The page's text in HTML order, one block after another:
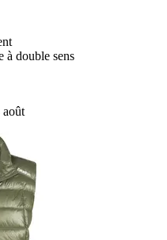
à double sens
août